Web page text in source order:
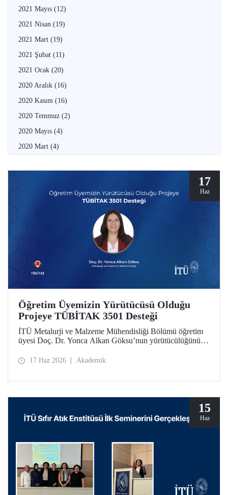
2021 Mayıs (12)
2021 Nisan (19)
2021 Mart (19)
2021 Şubat (11)
2021 Ocak (20)
2020 Aralık (16)
2020 Kasım (16)
2020 Temmuz (2)
2020 Mayıs (4)
2020 Mart (4)
17
Haz
Öğretim Üyemizin Yürütücüsü Olduğu
Projeye TÜBİTAK 3501 Desteği
İTÜ Metalurji ve Malzeme Mühendisliği Bölümü öğretim
üyesi Doç. Dr. Yonca Alkan Göksu’nun yürütücülüğünü
Geri Dönüşümü ve Geri Dönüştürülmüş PET İçeriğinin
desteklenmeye hak kazandı.
17 Haz 2026 Akademik
15
Haz